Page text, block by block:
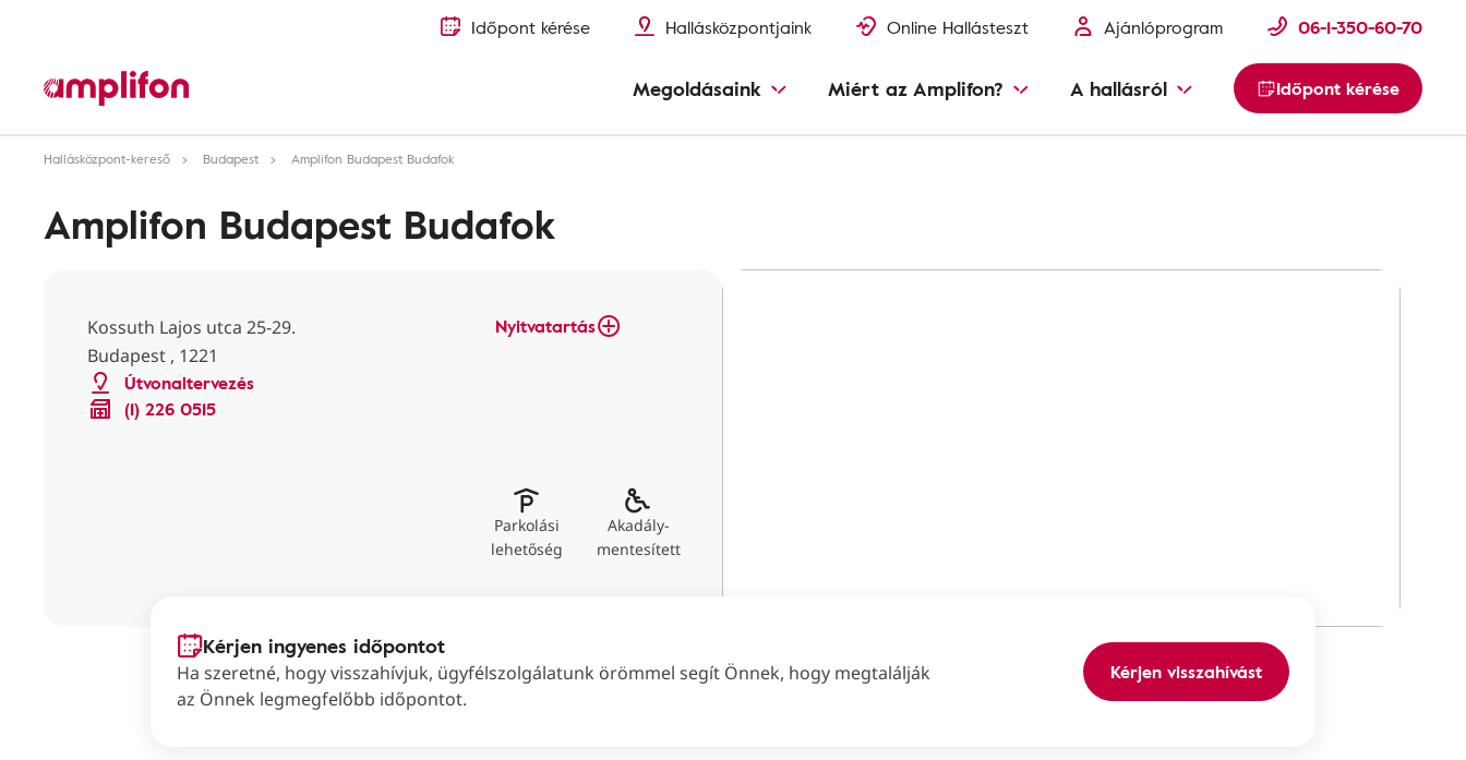
Időpont kérése Hallásközpontjaink Online Hallásteszt Ajánlóprogram 06-1-350-60-70
Megoldásaink Miért az Amplifon? A hallásról Időpont kérése
Hallásközpont-kereső Budapest Amplifon Budapest Budafok
Amplifon Budapest Budafok
Kossuth Lajos utca 25-29.
Budapest , 1221
Útvonaltervezés
(1) 226 0515
Nyitvatartás
Parkolási
lehetőség
Akadály-
mentesített
Kérjen ingyenes időpontot
Ha szeretné, hogy visszahívjuk, ügyfélszolgálatunk örömmel segít Önnek, hogy megtalálják
az Önnek legmegfelőbb időpontot.
Kérjen visszahívást